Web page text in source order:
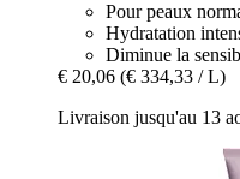
Pour peaux
Hydratation
Diminue la
€ 20,06 (€ 334,33 / L)
Livraison jusqu'au 13